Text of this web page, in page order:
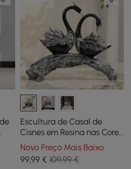
Escultura de Casal de
Cisnes em Resina nas Cores
Preto e Prata para
Decoração de Mesa
Novo Preço Mais Baixo
99,99€ 109,99 €